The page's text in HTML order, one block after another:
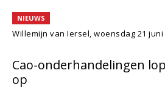
NIEUWS
Willemijn van Iersel, woensdag 21 juni
Cao-onderhandelingen
op